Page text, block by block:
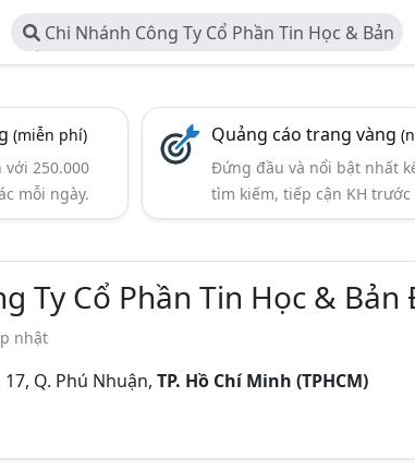
Chi Nhánh Công Ty Cổ Phần Tin Học & Bản
Đồ Việt Nam
(miễn phí)
250.000
mỗi ngày.
Quảng cáo trang vàng
Đứng đầu và nổi bật nhất
tìm kiếm, tiếp cận KH trước
Ty Cổ Phần Tin Học &
nhật
Q. Phú Nhuận, TP. Hồ Chí Minh (TPHCM)